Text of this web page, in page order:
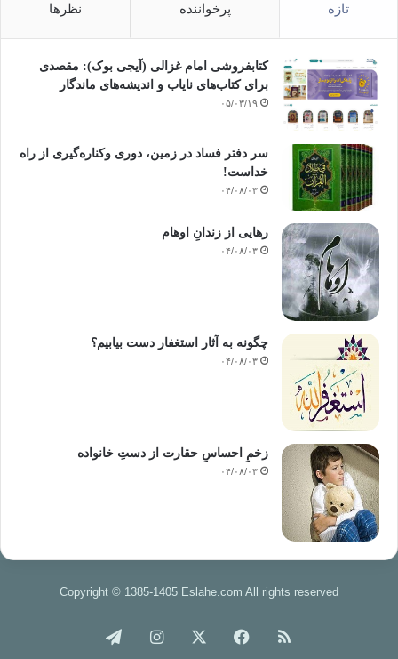
تازه پرخواننده نظرها
کتابفروشی امام غزالی (آیجی بوک): مقصدی
برای کتاب‌های نایاب و اندیشه‌های ماندگار
۰۵/۰۳/۱۹
سر دفتر فساد در زمین‌، دوری وکناره‌گیری از راه
خداست‌!
۰۴/۰۸/۰۳
رهایی از زندانِ اوهام
۰۴/۰۸/۰۳
چگونه به آثار استغفار دست بیابیم؟
۰۴/۰۸/۰۳
زخمِ احساسِ حقارت از دستِ خانواده
۰۴/۰۸/۰۳
Copyright © 1385-1405 Eslahe.com All rights reserved
خوراک فیس اینستاگرام